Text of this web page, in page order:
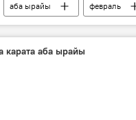
аба ырайы
февраль
карата аба ырайы